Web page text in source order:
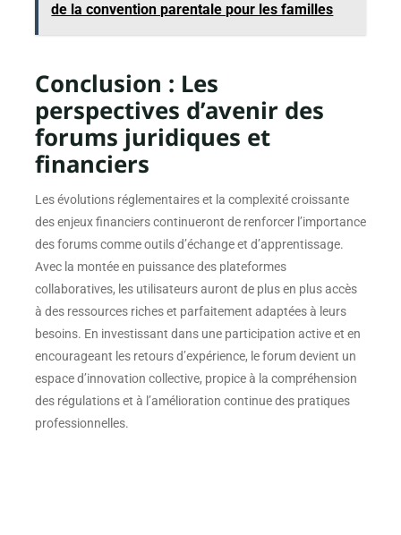
de la convention parentale pour les familles
Conclusion : Les
perspectives d’avenir des
forums juridiques et
financiers
Les évolutions réglementaires et la complexité croissante
des enjeux financiers continueront de renforcer l’importance
des forums comme outils d’échange et d’apprentissage.
Avec la montée en puissance des plateformes
collaboratives, les utilisateurs auront de plus en plus accès
à des ressources riches et parfaitement adaptées à leurs
besoins. En investissant dans une participation active et en
encourageant les retours d’expérience, le forum devient un
espace d’innovation collective, propice à la compréhension
des régulations et à l’amélioration continue des pratiques
professionnelles.